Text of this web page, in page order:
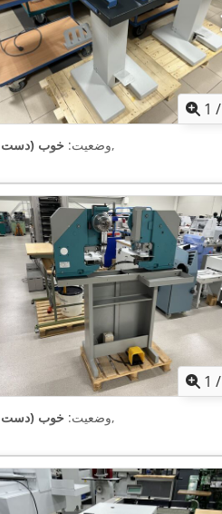
1 /
وضعیت: خوب (دست ,
1 /
وضعیت: خوب (دست ,